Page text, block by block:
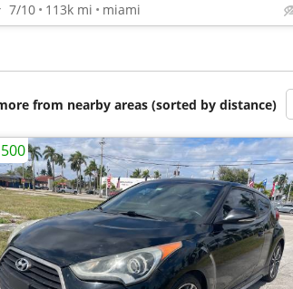
7/10 113k mi miami
from nearby areas (sorted by distance)